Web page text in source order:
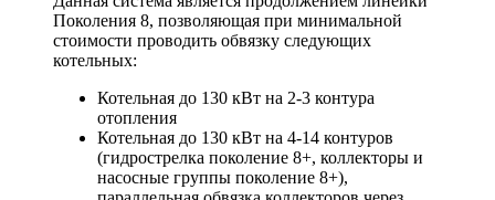
Поколения 8, позволяющая при минимальной
стоимости проводить обвязку следующих
котельных:
Котельная до 130 кВт на 2-3 контура
отопления
Котельная до 130 кВт на 4-14 контуров
(гидрострелка поколение 8+, коллекторы и
насосные группы поколение 8+),